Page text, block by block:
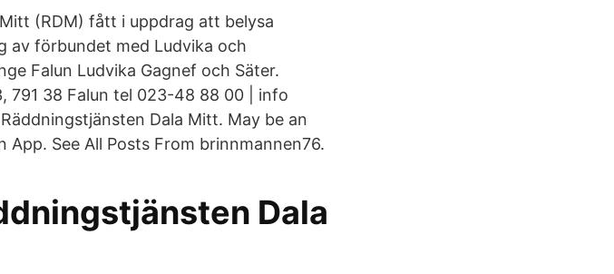
(RDM) fått i uppdrag att belysa
av förbundet med Ludvika och
Falun Ludvika Gagnef och Säter.
791 38 Falun tel 023-48 88 00 | info
Dala Mitt. May be an
App. See All Posts From brinnmannen76.
Dala